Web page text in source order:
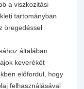
a viszkozitási
tartományban
öregedéssel
általában
keverékét
előfordul, hogy
felhasználásával